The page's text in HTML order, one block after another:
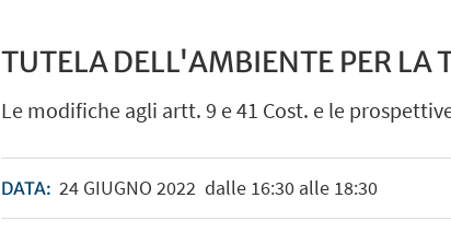
TUTELA DELL'AMBIENTE PER LA
Le modifiche agli artt. 9 e 41 Cost. e le
DATA: 24GIUGNO 2022 dalle 16:30 alle 18:30